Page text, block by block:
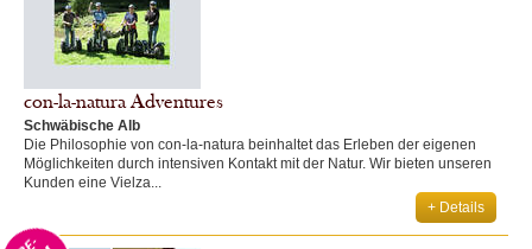
con-la-natura Adventures
Schwäbische Alb
Die Philosophie von con-la-natura beinhaltet das Erleben der eigenen
Möglichkeiten durch intensiven Kontakt mit der Natur. Wir bieten unseren
Kunden eine Vielza...
+ Details